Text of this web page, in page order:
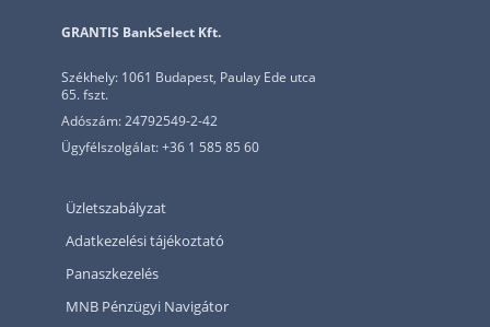
GRANTIS BankSelect Kft.
Székhely: 1061 Budapest, Paulay Ede utca
65. fszt.
Adószám: 24792549-2-42
Ügyfélszolgálat: +36 1 585 85 60
Üzletszabályzat
Adatkezelési tájékoztató
Panaszkezelés
MNB Pénzügyi Navigátor